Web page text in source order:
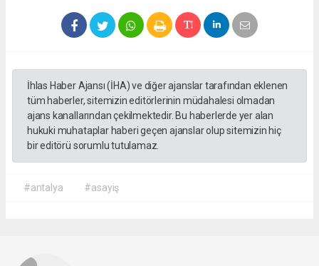
İhlas Haber Ajansı (İHA) ve diğer ajanslar tarafından eklenen
tüm haberler, sitemizin editörlerinin müdahalesi olmadan
ajans kanallarından çekilmektedir. Bu haberlerde yer alan
hukuki muhataplar haberi geçen ajanslar olup sitemizin hiç
bir editörü sorumlu tutulamaz.
#antalya #asayiş